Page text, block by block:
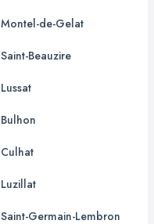
Montel-de-Gelat
Saint-Beauzire
Lussat
Bulhon
Culhat
Luzillat
Saint-Germain-Lembron